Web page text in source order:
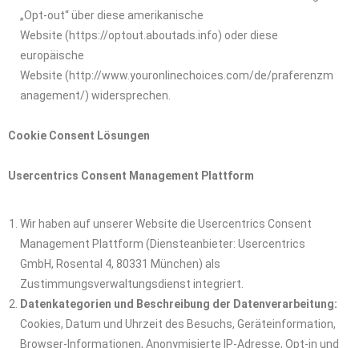
„Opt-out“ über diese amerikanische
Website (https://optout.aboutads.info) oder diese
europäische
Website (http://www.youronlinechoices.com/de/praferenzm
anagement/) widersprechen.
Cookie Consent Lösungen
Usercentrics Consent Management Plattform
Wir haben auf unserer Website die Usercentrics Consent
Management Plattform (Diensteanbieter: Usercentrics
GmbH, Rosental 4, 80331 München) als
Zustimmungsverwaltungsdienst integriert.
Datenkategorien und Beschreibung der Datenverarbeitung:
Cookies, Datum und Uhrzeit des Besuchs, Geräteinformation,
Browser-Informationen, Anonymisierte IP-Adresse, Opt-in und